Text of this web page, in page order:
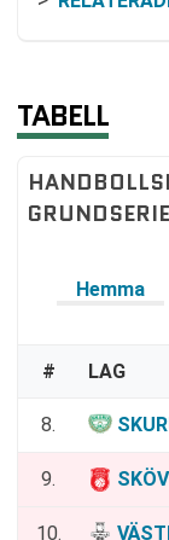
TABELL
GRUNDSERIE
Hemma
# LAG
8.
9.
10.